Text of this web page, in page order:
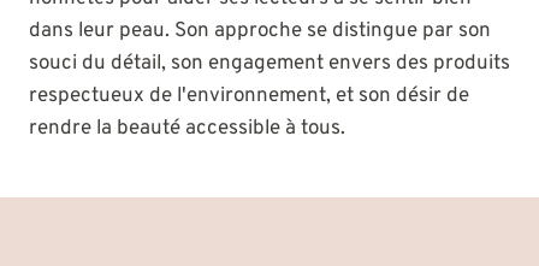
dans leur peau. Son approche se distingue par son
souci du détail, son engagement envers des produits
respectueux de l'environnement, et son désir de
rendre la beauté accessible à tous.